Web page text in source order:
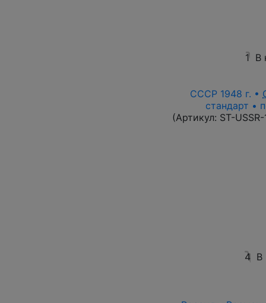
1 В
СССР 1948 г. •
стандарт •
(Артикул: ST-
4 В